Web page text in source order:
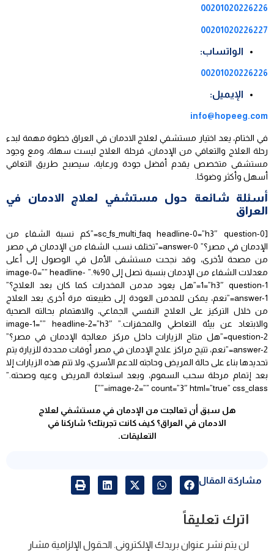
00201020226226
00201020226227
الواتساب:
00201020226226
الإيميل:
info@hopeeg.com
في الختام، يعد اختيار مستشفي لعلاج الادمان في العراق خطوة مهمة لبدء
رحلة العلاج والتعافي من الإدمان، فرحلة العلاج ليست سهلة، ومع وجود
مستشفى متخصص يقدم أفضل جودة ورعاية، سيصبح طريق التعافي
أسهل وأكثر وضوحًا.
أسئلة شائعة حول مستشفي لعلاج الادمان في
العراق
[sc_fs_multi_faq headline-0=”h3″ question-0=”كم نسبة الشفاء من
الإدمان في مصر؟” answer-0=”تختلف نسب الشفاء من الإدمان في مصر
من مصحة لأخرى، وقد نجحت مستشفى الأمل في الوصول إلى أعلى
معدلات الشفاء من الإدمان بنسبة تصل إلى 90%.” image-0=”” headline-
1=”h3″ question-1=”هل يعود مدمن المخدرات كما كان بعد العلاج؟”
answer-1=”نعم، يمكن للمدمن العودة إلى طبيعته مرة أخرى بعد العلاج
من خلال التركيز على العلاج النفسي الجماعي، والاهتمام بحالته الصحية
والابتعاد عن بيئة التعاطي والمحفزات.” image-1=”” headline-2=”h3″
question-2=”هل متاح الزيارات داخل مركز معالجة الإدمان في مصر؟”
answer-2=”نعم، تتيح مراكز علاج الإدمان في مصر أوقات محددة للزيارة يتم
تحديدها بناء على حالة المريض وحاجته للدعم الأسري، ولا تتم هذه الزيارات إلا
بعد إتمام مرحلة سحب السموم، وبعد استعادة المريض وعيه وصحته.”
image-2=”” count=”3″ html=”true” css_class=””]
هل سبق أن تعالجت من الإدمان في مستشفي لعلاج
الادمان في العراق؟ كيف كانت تجربتك؟ شاركنا في
التعليقات.
مشاركة المقال
اترك تعليقاً
لن يتم نشر عنوان بريدك الإلكتروني. الحقول الإلزامية مشار